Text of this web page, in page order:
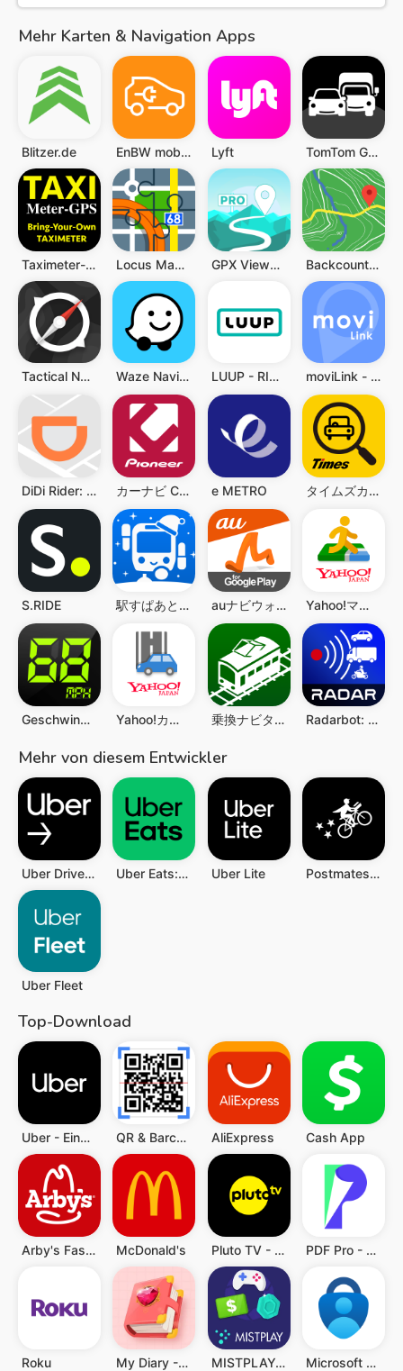
Mehr Karten & Navigation Apps
Blitzer.de EnBW mobility+: E-Auto laden Lyft TomTom GO Navigation
Taximeter-GPS Locus Map 3 Classic GPX Viewer PRO Backcountry Navigator
Tactical NAV: MGRS Navigation Waze Navigation und Verkehr LUUP - RIDE YOUR CITY moviLink - ドライブが快適になるカーナビアプリ
DiDi Rider: Affordable rides カーナビ COCCHi/Pioneerカーナビ・渋滞情報 e METRO タイムズカー
S.RIDE 駅すぱあと 乗換案内 - 時刻表・運行情報・バス経路 auナビウォーク - 乗換案内・バスと地図の総合移動アプリ Yahoo!マップ - 最新地図、ナビや乗換も
Geschwindigkeitsmesser GPS Yahoo!カーナビ - ナビ、渋滞情報も地図も自動更新 乗換ナビタイム - 電車・バス時刻表、路線図、乗換案内 Radarbot: Blitzer Radarwarner
Mehr von diesem Entwickler
Uber Driver - für Fahrer Uber Eats: Essen bestellen Uber Lite Postmates - Food Delivery
Uber Fleet
Top-Download
Uber - Eine Fahrt bestellen QR & Barcode Scanner (Deutsch) AliExpress Cash App
Arby's Fast Food Sandwiches McDonald's Pluto TV - TV, Filme & Serien PDF Pro - Reader & Maker
Roku My Diary - Diary With Lock MISTPLAY: Spiele für Belohnung Microsoft Authenticator